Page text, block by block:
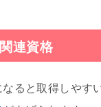
連資格
ると取得しやす